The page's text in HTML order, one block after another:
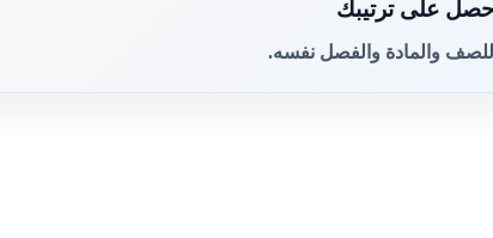
على ترتيبك
للصف والمادة والفصل نفسه.